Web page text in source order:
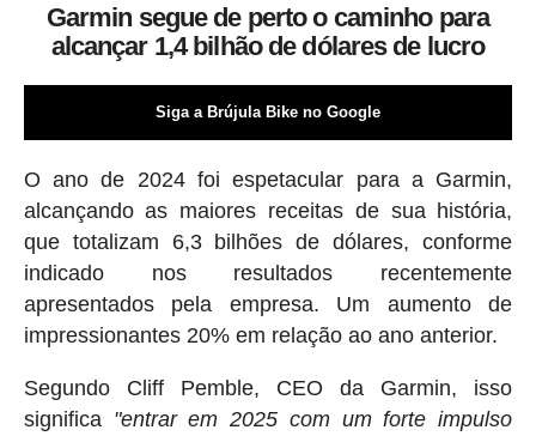
Garmin segue de perto o caminho para
alcançar 1,4 bilhão de dólares de lucro
Siga a Brújula Bike no Google
O ano de 2024 foi espetacular para a Garmin,
alcançando as maiores receitas de sua história,
que totalizam 6,3 bilhões de dólares, conforme
indicado nos resultados recentemente
apresentados pela empresa. Um aumento de
impressionantes 20% em relação ao ano anterior.
Segundo Cliff Pemble, CEO da Garmin, isso
significa "entrar em 2025 com um forte impulso